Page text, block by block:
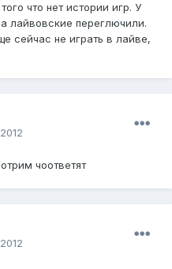
что нет истории игр. У
лайвовские переглючили.
сейчас не играть в лайве,
чоответят